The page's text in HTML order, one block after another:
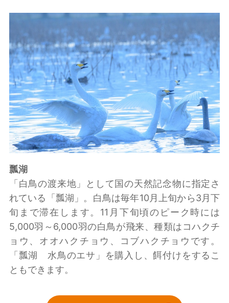
瓢湖
「白鳥の渡来地」として国の天然記念物に指定さ
れている「瓢湖」。白鳥は毎年10月上旬から3月下
旬まで滞在します。11月下旬頃のピーク時には
5,000羽～6,000羽の白鳥が飛来、種類はコハクチ
ョウ、オオハクチョウ、コブハクチョウです。
「瓢湖 水鳥のエサ」を購入し、餌付けをするこ
ともできます。